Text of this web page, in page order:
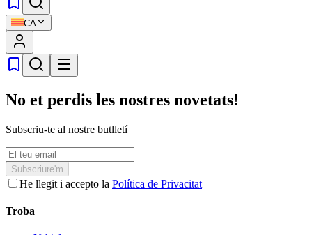
CA
No et perdis les nostres novetats!
Subscriu-te al nostre butlletí
Subscriure'm
He llegit i accepto la Política de Privacitat
Troba